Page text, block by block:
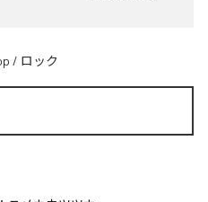
/ ロック